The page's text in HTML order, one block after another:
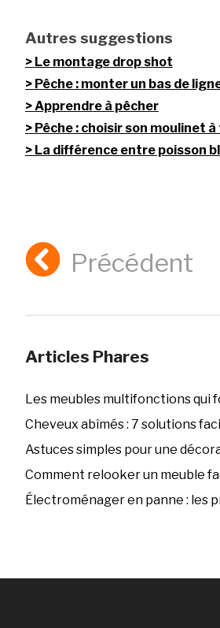
Autres suggestions
Le montage drop shot
Pêche : monter un bas de
Apprendre à pêcher
Pêche : choisir son moulinet
La différence entre poisson
Précédent
Articles Phares
Les meubles multifonctions qui
Cheveux abîmés : 7 solutions
Astuces simples pour une
Comment relooker un meuble
Électroménager en panne : les